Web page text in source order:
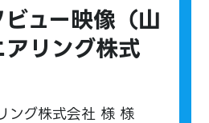
ュー映像（山
アリング株式
ング株式会社 様 様